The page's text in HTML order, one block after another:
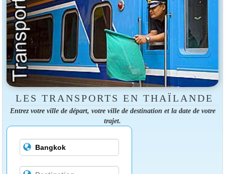
LES TRANSPORTS EN THAÏLANDE
Entrez votre ville de départ, votre ville de destination et la date de votre
trajet.